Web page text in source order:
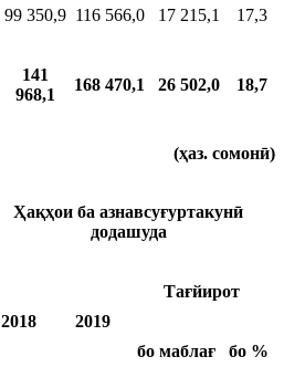
99 350,9 116 566,0 17 215,1 17,3
141
968,1
168 470,1 26 502,0 18,7
(ҳаз. сомонӣ)
Ҳақҳои ба азнавсуғуртакунӣ
додашуда
2018 2019
Тағйирот
бо маблағ бо %